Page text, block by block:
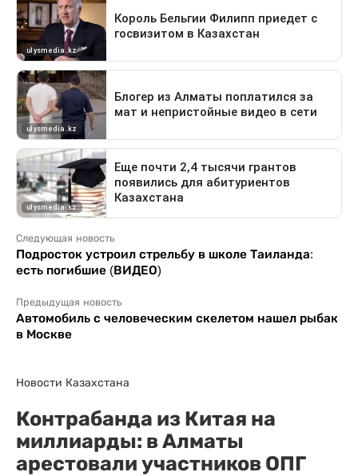
Следующая новость
Подросток устроил стрельбу в школе Таиланда:
есть погибшие (ВИДЕО)
Предыдущая новость
Автомобиль с человеческим скелетом нашел рыбак
в Москве
Новости Казахстана
Контрабанда из Китая на
миллиарды: в Алматы
арестовали участников ОПГ